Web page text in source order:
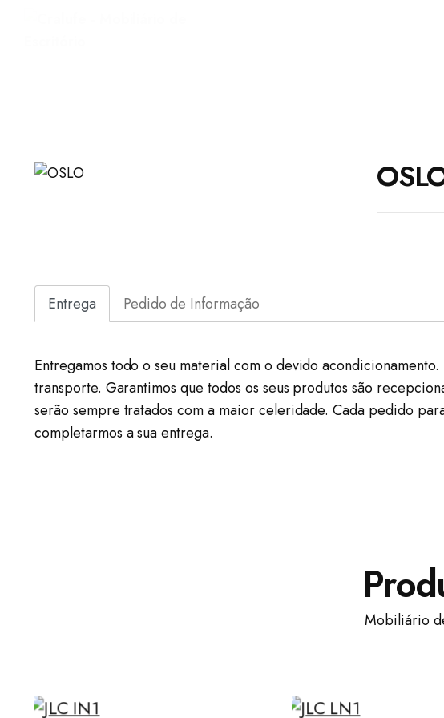
Entrega Pedido de Informação
Entregamos todo o seu material com o devido
transporte. Garantimos que todos os seus produtos são
serão sempre tratados com a maior celeridade. Cada pedido
completarmos a sua entrega.
Mobiliário